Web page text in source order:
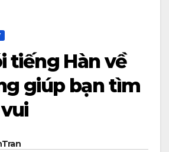
tiếng Hàn về
giúp bạn tìm